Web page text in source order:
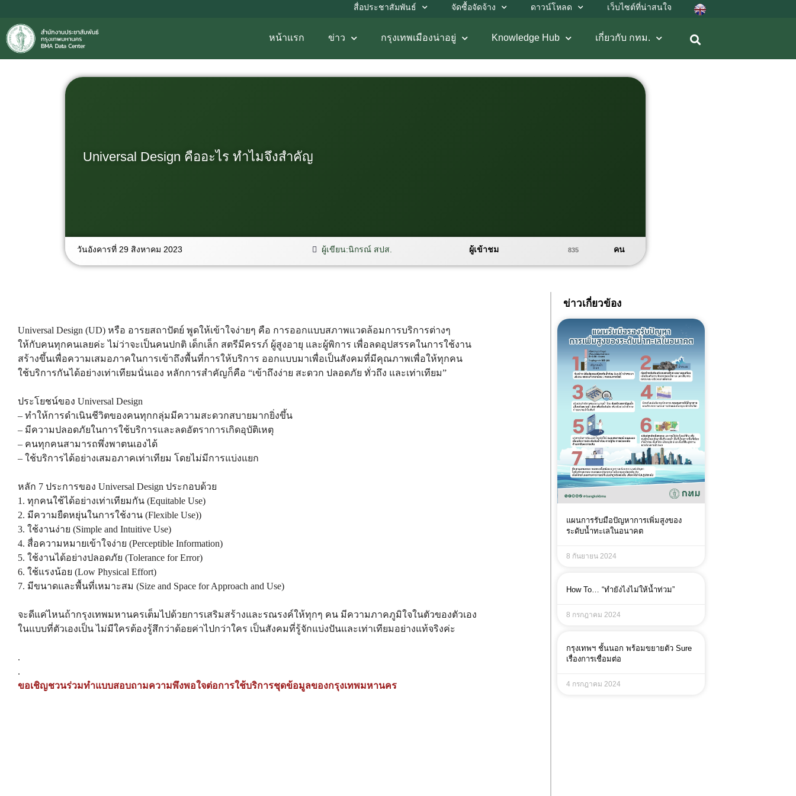
สื่อประชาสัมพันธ์ จัดซื้อจัดจ้าง ดาวน์โหลด เว็บไซต์ที่น่าสนใจ
หน้าแรก ข่าว กรุงเทพเมืองน่าอยู่ Knowledge Hub เกี่ยวกับ กทม.
Universal Design คืออะไร ทำไมจึงสำคัญ
วันอังคารที่ 29 สิงหาคม 2023 ผู้เขียน:นิกรณ์ สปส. ผู้เข้าชม 835 คน
Universal Design (UD) หรือ อารยสถาปัตย์ พูดให้เข้าใจง่ายๆ คือ การออกแบบสภาพแวดล้อมการบริการต่างๆ
ให้กับคนทุกคนเลยค่ะ ไม่ว่าจะเป็นคนปกติ เด็กเล็ก สตรีมีครรภ์ ผู้สูงอายุ และผู้พิการ เพื่อลดอุปสรรคในการใช้งาน
สร้างขึ้นเพื่อความเสมอภาคในการเข้าถึงพื้นที่การให้บริการ ออกแบบมาเพื่อเป็นสังคมที่มีคุณภาพเพื่อให้ทุกคน
ใช้บริการกันได้อย่างเท่าเทียมนั่นเอง หลักการสำคัญก็คือ “เข้าถึงง่าย สะดวก ปลอดภัย ทั่วถึง และเท่าเทียม”
ประโยชน์ของ Universal Design
– ทำให้การดำเนินชีวิตของคนทุกกลุ่มมีความสะดวกสบายมากยิ่งขึ้น
– มีความปลอดภัยในการใช้บริการและลดอัตราการเกิดอุบัติเหตุ
– คนทุกคนสามารถพึ่งพาตนเองได้
– ใช้บริการได้อย่างเสมอภาคเท่าเทียม โดยไม่มีการแบ่งแยก
หลัก 7 ประการของ Universal Design ประกอบด้วย
1. ทุกคนใช้ได้อย่างเท่าเทียมกัน (Equitable Use)
2. มีความยืดหยุ่นในการใช้งาน (Flexible Use))
3. ใช้งานง่าย (Simple and Intuitive Use)
4. สื่อความหมายเข้าใจง่าย (Perceptible Information)
5. ใช้งานได้อย่างปลอดภัย (Tolerance for Error)
6. ใช้แรงน้อย (Low Physical Effort)
7. มีขนาดและพื้นที่เหมาะสม (Size and Space for Approach and Use)
จะดีแค่ไหนถ้ากรุงเทพมหานครเต็มไปด้วยการเสริมสร้างและรณรงค์ให้ทุกๆ คน มีความภาคภูมิใจในตัวของตัวเอง
ในแบบที่ตัวเองเป็น ไม่มีใครต้องรู้สึกว่าด้อยค่าไปกว่าใคร เป็นสังคมที่รู้จักแบ่งปันและเท่าเทียมอย่างแท้จริงค่ะ
.
.
ขอเชิญชวนร่วมทำแบบสอบถามความพึงพอใจต่อการใช้บริการชุดข้อมูลของกรุงเทพมหานคร
ข่าวเกี่ยวข้อง
แผนการรับมือปัญหาการเพิ่มสูงของ
ระดับน้ำทะเลในอนาคต
8 กันยายน 2024
How To… “ทำยังไงไม่ให้น้ำท่วม”
8 กรกฎาคม 2024
กรุงเทพฯ ชั้นนอก พร้อมขยายตัว Sure
เรื่องการเชื่อมต่อ
4 กรกฎาคม 2024